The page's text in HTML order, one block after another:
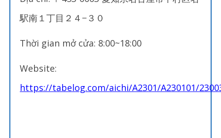
駅南１丁目２４−３０
Thời gian mở cửa: 8:00~18:00
Website:
https://tabelog.com/aichi/A2301/A230101/